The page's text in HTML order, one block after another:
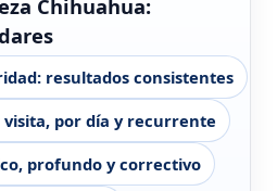
Chihuahua:
resultados consistentes
visita, por día y recurrente
profundo y correctivo